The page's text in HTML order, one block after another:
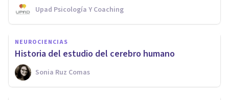
Upad Psicología Y Coaching
NEUROCIENCIAS
Historia del estudio del cerebro humano
Sonia Ruz Comas